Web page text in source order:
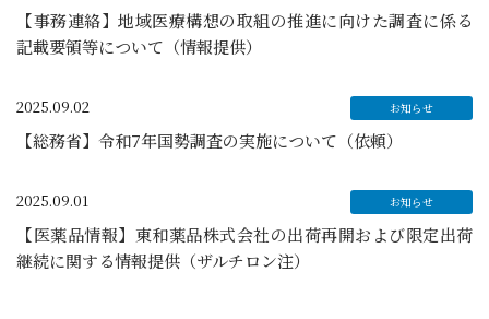
【事務連絡】地域医療構想の取組の推進に向けた調査に係る
記載要領等について（情報提供）
2025.09.02
【総務省】令和7年国勢調査の実施について（依頼）
2025.09.01
【医薬品情報】東和薬品株式会社の出荷再開および限定出荷
継続に関する情報提供（ザルチロン注）